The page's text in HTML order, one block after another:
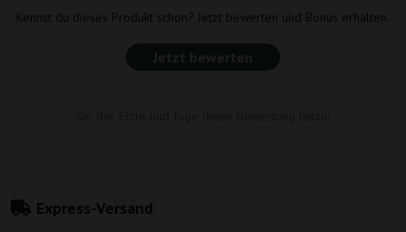
Kennst du dieses Produkt schon? Jetzt bewerten und Bonus erhalten.
Jetzt bewerten
Express-Versand